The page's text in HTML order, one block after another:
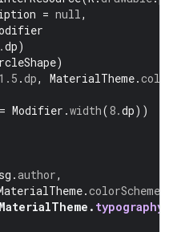
= null,
dp)
)
1.5 .dp, MaterialTheme.
= Modifier .width(8.dp))
.author,
.colorScheme
MaterialTheme . typography